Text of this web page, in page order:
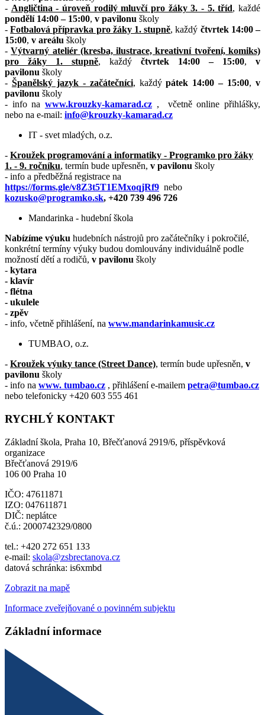
- Angličtina - úroveň rodilý mluvčí pro žáky 3. - 5. tříd, každé
pondělí 14:00 – 15:00, v pavilonu školy
-Fotbalová přípravka pro žáky 1. stupně, každý čtvrtek 14:00 –
15:00, v areálu školy
-Výtvarný ateliér (kresba, ilustrace, kreativní tvoření, komiks)
pro žáky 1. stupně, každý čtvrtek 14:00 – 15:00, v
pavilonu školy
- Španělský jazyk - začátečníci, každýpátek 14:00 – 15:00,v
pavilonu školy
- info na www.krouzky-kamarad.cz ,
včetně online přihlášky,
nebo na e-mail: info@krouzky-kamarad.cz
IT - svet mladých, o.z.
- Kroužek programování a informatiky - Programko pro žáky
1. - 9. ročníku, termín bude upřesněn, v pavilonu školy
- info a předběžná registrace na
https://forms.gle/v8Z3t5T1EMxoqjRf9 nebo
kozusko@programko.sk, +420 739 496 726
Mandarinka - hudební škola
Nabízíme výuku hudebních nástrojů pro začátečníky i pokročilé,
konkrétní termíny výuky budou domlouvány individuálně podle
možností dětí a rodičů, v pavilonu školy
- kytara
- klavír
- flétna
- ukulele
- zpěv
- info, včetně přihlášení, na www.mandarinkamusic.cz
TUMBAO, o.z.
- Kroužek výuky tance (Street Dance), termín bude upřesněn, v
pavilonu školy
- info na www. tumbao.cz , přihlášení e-mailem petra@tumbao.cz
nebo telefonicky +420 603 555 461
RYCHLÝ KONTAKT
Základní škola, Praha 10, Břečťanová 2919/6, příspěvková
organizace
Břečťanová 2919/6
106 00 Praha 10
IČO: 47611871
IZO: 047611871
DIČ: neplátce
č.ú.: 2000742329/0800
tel.: +420 272 651 133
e-mail: skola@zsbrectanova.cz
datová schránka: is6xmbd
Zobrazit na mapě
Informace zveřejňované o povinném subjektu
Základní informace